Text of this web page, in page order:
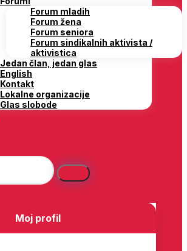
Forum mladih
Forum žena
Forum seniora
Forum sindikalnih aktivista /
aktivistica
Jedan član, jedan glas
English
Kontakt
Lokalne organizacije
Glas slobode
Moj profil